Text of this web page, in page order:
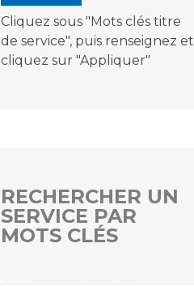
Cliquez sous "Mots clés titre
de service", puis renseignez et
cliquez sur "Appliquer"
RECHERCHER UN
SERVICE PAR
MOTS CLÉS